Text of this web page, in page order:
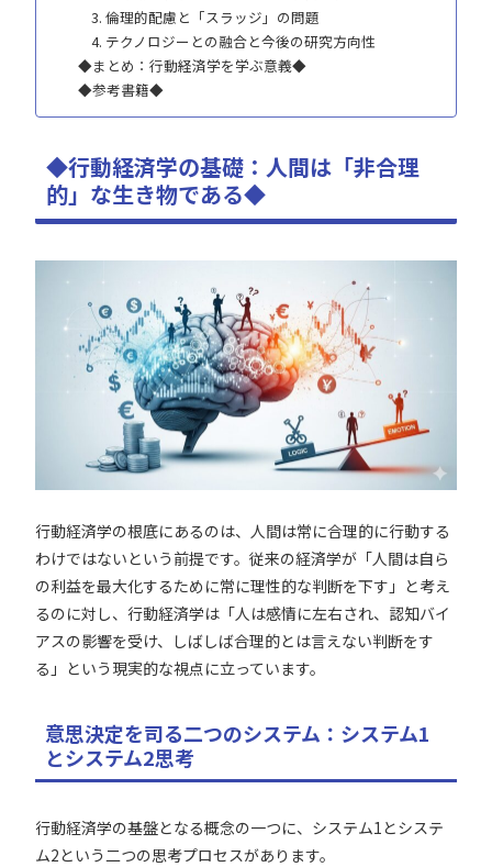
3. 倫理的配慮と「スラッジ」の問題
4. テクノロジーとの融合と今後の研究方向性
◆まとめ：行動経済学を学ぶ意義◆
◆参考書籍◆
◆行動経済学の基礎：人間は「非合理
的」な生き物である◆
行動経済学の根底にあるのは、人間は常に合理的に行動する
わけではないという前提です。従来の経済学が「人間は自ら
の利益を最大化するために常に理性的な判断を下す」と考え
るのに対し、行動経済学は「人は感情に左右され、認知バイ
アスの影響を受け、しばしば合理的とは言えない判断をす
る」という現実的な視点に立っています。
意思決定を司る二つのシステム：システム1
とシステム2思考
行動経済学の基盤となる概念の一つに、システム1とシステ
ム2という二つの思考プロセスがあります。